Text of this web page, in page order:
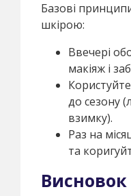
Базові
шкірою:
Ввечері
макіяж і
до сезону
взимку).
Раз на
та
Висновок